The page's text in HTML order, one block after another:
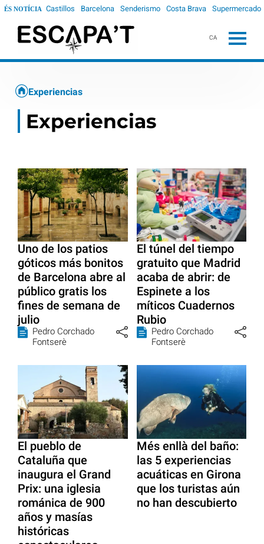
ÉS NOTÍCIA Castillos Barcelona Senderismo Costa Brava Supermercado
CA
Experiencias
Experiencias
Uno de los patios
góticos más bonitos
de Barcelona abre al
público gratis los
fines de semana de
julio
Pedro Corchado
Fontserè
El túnel del tiempo
gratuito que Madrid
acaba de abrir: de
Espinete a los
míticos Cuadernos
Rubio
Pedro Corchado
Fontserè
El pueblo de
Cataluña que
inaugura el Grand
Prix: una iglesia
románica de 900
años y masías
históricas
Més enllà del baño:
las 5 experiencias
acuáticas en Girona
que los turistas aún
no han descubierto